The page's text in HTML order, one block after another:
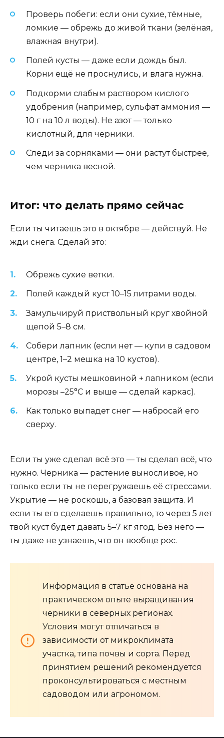
Проверь побеги: если они сухие, тёмные,
ломкие — обрежь до живой ткани (зелёная,
влажная внутри).
Полей кусты — даже если дождь был.
Корни ещё не проснулись, и влага нужна.
Подкорми слабым раствором кислого
удобрения (например, сульфат аммония —
10 г на 10 л воды). Не азот — только
кислотный, для черники.
Следи за сорняками — они растут быстрее,
чем черника весной.
Итог: что делать прямо сейчас
Если ты читаешь это в октябре — действуй. Не
жди снега. Сделай это:
Обрежь сухие ветки.
Полей каждый куст 10–15 литрами воды.
Замульчируй приствольный круг хвойной
щепой 5–8 см.
Собери лапник (если нет — купи в садовом
центре, 1–2 мешка на 10 кустов).
Укрой кусты мешковиной + лапником (если
морозы –25°C и выше — сделай каркас).
Как только выпадет снег — набросай его
сверху.
Если ты уже сделал всё это — ты сделал всё, что
нужно. Черника — растение выносливое, но
только если ты не перегружаешь её стрессами.
Укрытие — не роскошь, а базовая защита. И
если ты его сделаешь правильно, то через 5 лет
твой куст будет давать 5–7 кг ягод. Без него —
ты даже не узнаешь, что он вообще рос.
Информация в статье основана на
практическом опыте выращивания
черники в северных регионах.
Условия могут отличаться в
зависимости от микроклимата
участка, типа почвы и сорта. Перед
принятием решений рекомендуется
проконсультироваться с местным
садоводом или агрономом.